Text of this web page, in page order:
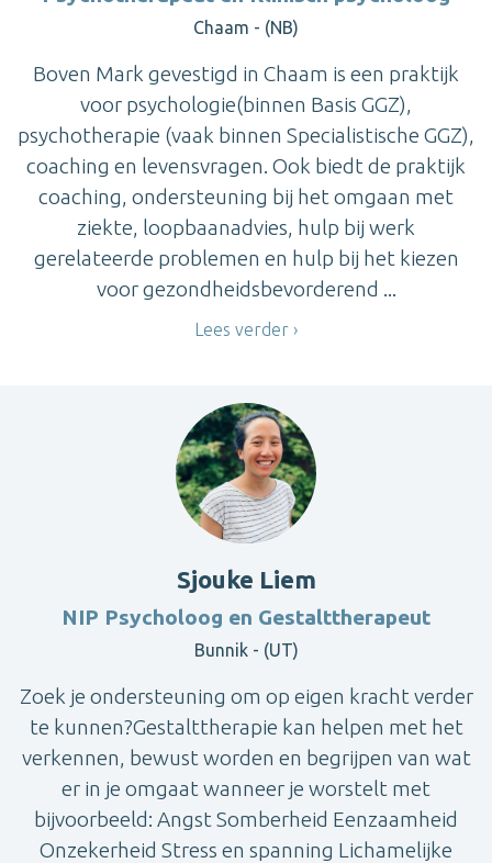
Chaam - (NB)
Boven Mark gevestigd in Chaam is een praktijk
voor psychologie(binnen Basis GGZ),
psychotherapie (vaak binnen Specialistische GGZ),
coaching en levensvragen. Ook biedt de praktijk
coaching, ondersteuning bij het omgaan met
ziekte, loopbaanadvies, hulp bij werk
gerelateerde problemen en hulp bij het kiezen
voor gezondheidsbevorderend ...
Lees verder
Sjouke Liem
NIP Psycholoog en Gestalttherapeut
Bunnik - (UT)
Zoek je ondersteuning om op eigen kracht verder
te kunnen?Gestalttherapie kan helpen met het
verkennen, bewust worden en begrijpen van wat
er in je omgaat wanneer je worstelt met
bijvoorbeeld: Angst Somberheid Eenzaamheid
Onzekerheid Stress en spanning Lichamelijke